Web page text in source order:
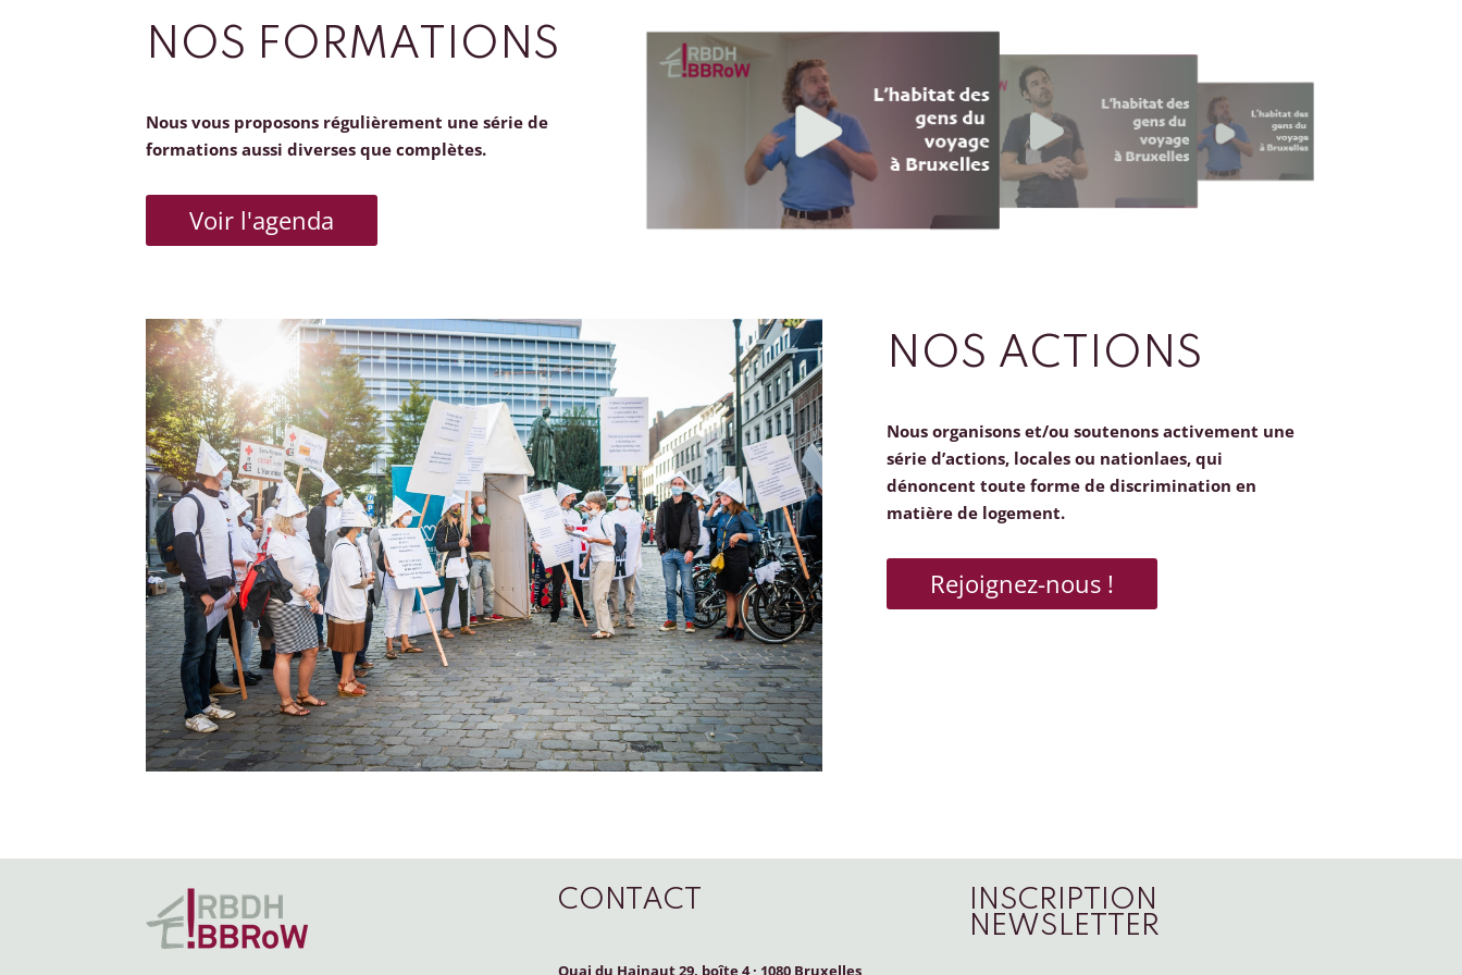
NOS FORMATIONS
Nous vous proposons régulièrement une série de
formations aussi diverses que complètes.
Voir l'agenda
NOS ACTIONS
Nous organisons et/ou soutenons activement une
série d’actions, locales ou nationlaes, qui
dénoncent toute forme de discrimination en
matière de logement.
Rejoignez-nous !
CONTACT
Quai du Hainaut 29, boîte 4· 1080 Bruxelles
INSCRIPTION
NEWSLETTER